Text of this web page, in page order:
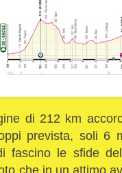
di 212 km
prevista, soli 6
fascino le sfide
che in un attimo